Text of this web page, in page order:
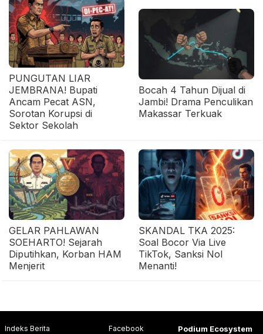
PUNGUTAN LIAR
JEMBRANA! Bupati
Ancam Pecat ASN,
Sorotan Korupsi di
Sektor Sekolah
Bocah 4 Tahun Dijual di
Jambi! Drama Penculikan
Makassar Terkuak
GELAR PAHLAWAN
SOEHARTO! Sejarah
Diputihkan, Korban HAM
Menjerit
SKANDAL TKA 2025:
Soal Bocor Via Live
TikTok, Sanksi Nol
Menanti!
Indeks Berita
Facebook
Podium Ecosystem